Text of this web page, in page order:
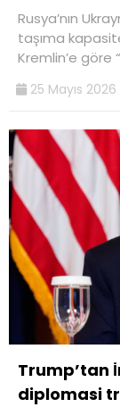
Rusya’nın
taşıma
Kremlin’e göre
25 Mayıs
Trump’tan
diplomasi